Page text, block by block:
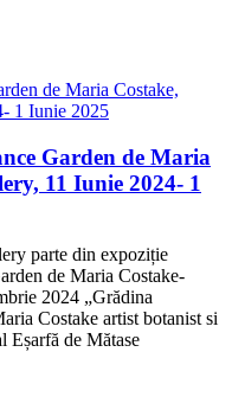
Garden de Maria
11 Iunie 2024- 1
parte din expoziție
de Maria Costake-
2024 „Grădina
Costake artist botanist si
Eșarfă de Mătase